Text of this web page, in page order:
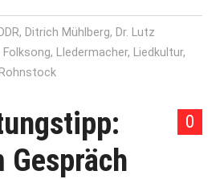
DDR, Ditrich Mühlberg, Dr. Lutz
Folksong, LIedermacher, Liedkultur,
0
Gespräch